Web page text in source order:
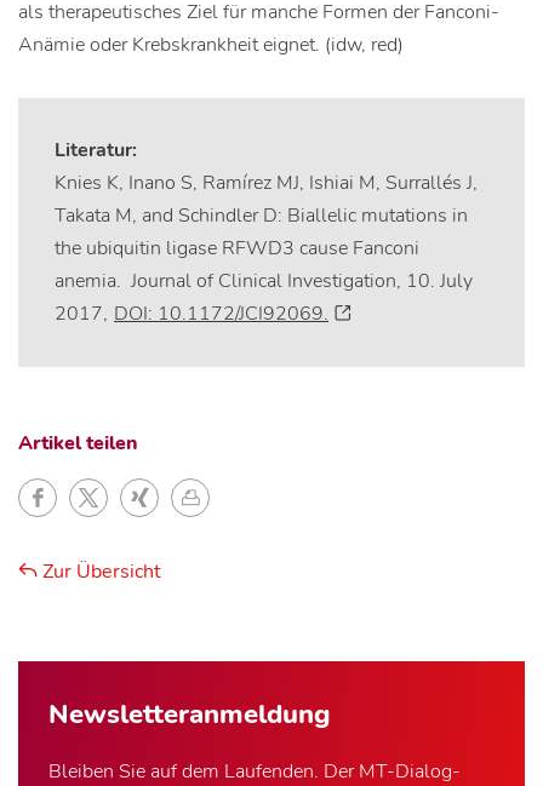
Newsletter­anmeldung
Bleiben Sie auf dem Laufenden. Der MT-Dialog-
als therapeutisches Ziel für manche Formen der Fanconi-
Anämie oder Krebskrankheit eignet. (idw, red)
Literatur:
Knies K, Inano S, Ramírez MJ, Ishiai M, Surrallés J,
Takata M, and Schindler D: Biallelic mutations in
the ubiquitin ligase RFWD3 cause Fanconi
anemia. Journal of Clinical Investigation, 10. July
2017, DOI: 10.1172/JCI92069.
Artikel teilen
Zur Übersicht